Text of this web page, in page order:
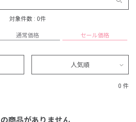
対象件数 : 0件
通常価格 セール価格
人気順
0 件